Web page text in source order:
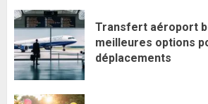
Transfert aéroport
meilleures options
déplacements